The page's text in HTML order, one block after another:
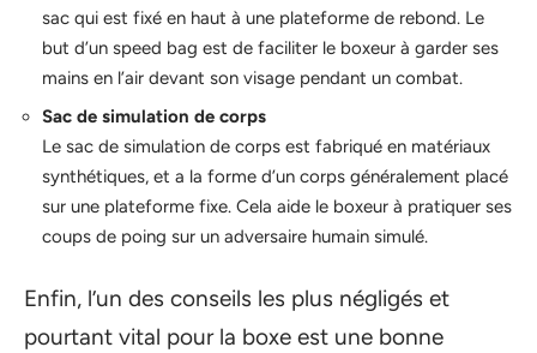
sac qui est fixé en haut à une plateforme de rebond. Le
but d’un speed bag est de faciliter le boxeur à garder ses
mains en l’air devant son visage pendant un combat.
Sac de simulation de corps
Le sac de simulation de corps est fabriqué en matériaux
synthétiques, et a la forme d’un corps généralement placé
sur une plateforme fixe. Cela aide le boxeur à pratiquer ses
coups de poing sur un adversaire humain simulé.
Enfin, l’un des conseils les plus négligés et
pourtant vital pour la boxe est une bonne